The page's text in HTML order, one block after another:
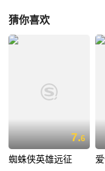
猜你喜欢
7.6
蜘蛛侠英雄远征